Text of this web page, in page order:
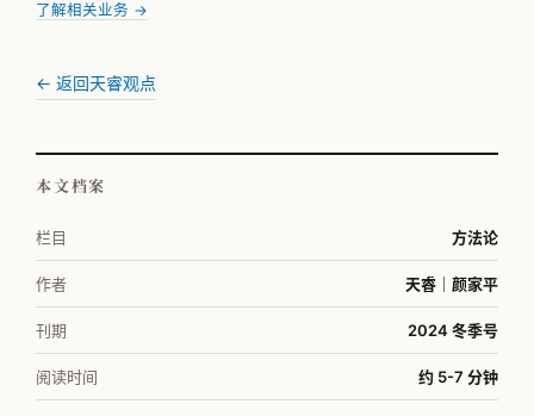
了解相关业务 →
← 返回天睿观点
本文档案
栏目 方法论
作者 天睿｜颜家平
刊期 2024 冬季号
阅读时间 约 5-7 分钟